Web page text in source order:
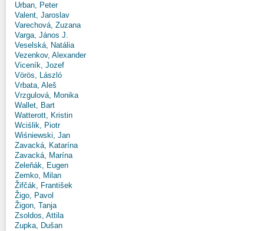
Urban, Peter
Valent, Jaroslav
Varechová, Zuzana
Varga, János J.
Veselská, Natália
Vezenkov, Alexander
Viceník, Jozef
Vörös, László
Vrbata, Aleš
Vrzgulová, Monika
Wallet, Bart
Watterott, Kristin
Wciślik, Piotr
Wiśniewski, Jan
Zavacká, Katarína
Zavacká, Marína
Zeleňák, Eugen
Zemko, Milan
Žifčák, František
Žigo, Pavol
Žigon, Tanja
Zsoldos, Attila
Zupka, Dušan